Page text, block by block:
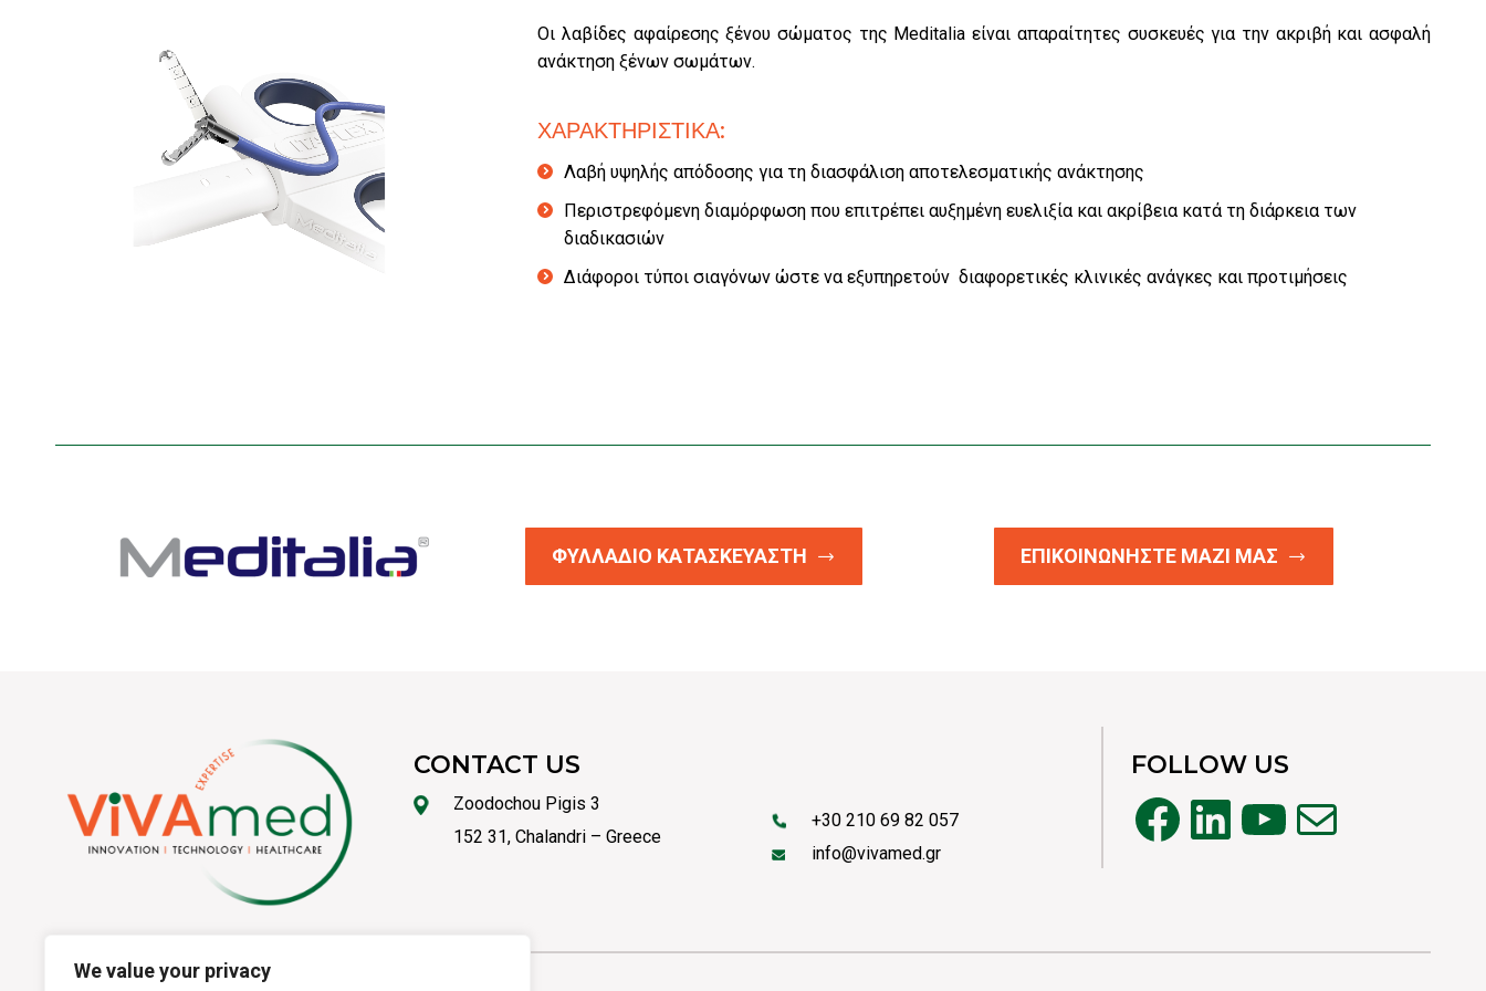
We value your privacy
Οι λαβίδες αφαίρεσης ξένου σώματος της Meditalia είναι απαραίτητες συσκευές για την ακριβή και ασφαλή
ανάκτηση ξένων σωμάτων.
ΧΑΡΑΚΤΗΡΙΣΤΙΚΑ:
Λαβή υψηλής απόδοσης για τη διασφάλιση αποτελεσματικής ανάκτησης
Περιστρεφόμενη διαμόρφωση που επιτρέπει αυξημένη ευελιξία και ακρίβεια κατά τη διάρκεια των
διαδικασιών
Διάφοροι τύποι σιαγόνων ώστε να εξυπηρετούν διαφορετικές κλινικές ανάγκες και προτιμήσεις
ΦΥΛΛΑΔΙΟ ΚΑΤΑΣΚΕΥΑΣΤΗ ΕΠΙΚΟΙΝΩΝΗΣΤΕ ΜΑΖΙ ΜΑΣ
CONTACT US
Zoodochou Pigis 3
152 31, Chalandri – Greece
+30 210 69 82 057
info@vivamed.gr
FOLLOW US
Facebook
Linkedin
YouTube
Mail